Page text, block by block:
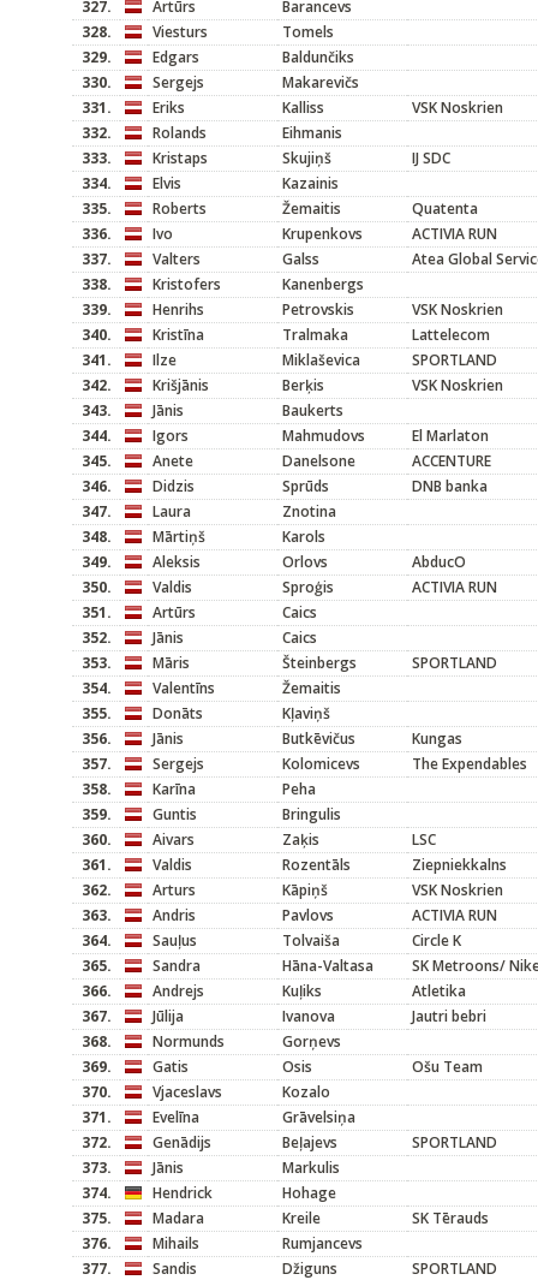
327. Artūrs
Barancevs
328.
Viesturs
Tomels
329.
Edgars
Baldunčiks
330.
Sergejs
Makarevičs
331.
Eriks Kalliss
VSK Noskrien
332.
Rolands
Eihmanis
333.
Kristaps Skujiņš
IJ SDC
334.
Elvis
Kazainis
335.
Roberts Žemaitis
Quatenta
336.
Ivo Krupenkovs
ACTIVIA RUN
337.
Valters Galss
Atea Global
338.
Kristofers
Kanenbergs
339.
Henrihs Petrovskis
VSK Noskrien
340.
Kristīna Tralmaka
Lattelecom
341.
Ilze Miklaševica
SPORTLAND
342.
Krišjānis Berķis
VSK Noskrien
343.
Jānis
Baukerts
344.
Igors Mahmudovs
El Marlaton
345.
Anete Danelsone
ACCENTURE
346.
Didzis Sprūds
DNB banka
347.
Laura
Znotina
348.
Mārtiņš
Karols
349.
Aleksis Orlovs
AbducO
350.
Valdis Sproģis
ACTIVIA RUN
351.
Artūrs
Caics
352.
Jānis
Caics
353.
Māris Šteinbergs
SPORTLAND
354.
Valentīns
Žemaitis
355.
Donāts
Kļaviņš
356.
Jānis Butkēvičus
Kungas
357.
Sergejs Kolomicevs
The Expendables
358.
Karīna
Peha
359.
Guntis
Bringulis
360.
Aivars Zaķis
LSC
361.
Valdis Rozentāls
Ziepniekkalns
362.
Arturs Kāpiņš
VSK Noskrien
363.
Andris Pavlovs
ACTIVIA RUN
364.
Sauļus Tolvaiša
Circle K
365.
Sandra Hāna-Valtasa
SK Metroons/
366.
Andrejs Kuļiks
Atletika
367.
Jūlija Ivanova
Jautri bebri
368.
Normunds
Gorņevs
369.
Gatis Osis
Ošu Team
370.
Vjaceslavs
Kozalo
371.
Evelīna
Grāvelsiņa
372.
Genādijs Beļajevs
SPORTLAND
373.
Jānis
Markulis
374.
Hendrick
Hohage
375.
Madara Kreile
SK Tērauds
376.
Mihails
Rumjancevs
377.
Sandis Džiguns
SPORTLAND